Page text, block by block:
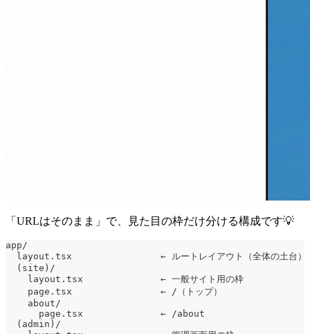
「URLはそのまま」で、見た目の枠だけ分ける構成です💡
app/
  layout.tsx                ← ルートレイアウト（全体の土台）
  (site)/
    layout.tsx              ← 一般サイト用の枠
    page.tsx                ← /（トップ）
    about/
      page.tsx              ← /about
  (admin)/